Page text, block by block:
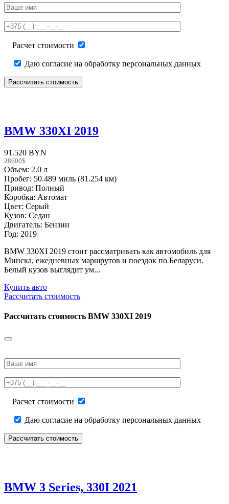
leave
field
empty.
Расчет стоимости
Даю согласие на обработку персональных данных
BMW 330XI 2019
91.520 BYN
28600$
Объем: 2.0 л
Пробег: 50.489 миль (81.254 км)
Привод: Полный
Коробка: Автомат
Цвет: Серый
Кузов: Седан
Двигатель: Бензин
Год: 2019
BMW 330XI 2019 стоит рассматривать как автомобиль для
Минска, ежедневных маршрутов и поездок по Беларуси.
Белый кузов выглядит ум...
Купить авто
Рассчитать стоимость
Рассчитать стоимость BMW 330XI 2019
leave
field
empty.
Расчет стоимости
Даю согласие на обработку персональных данных
BMW 3 Series, 330I 2021